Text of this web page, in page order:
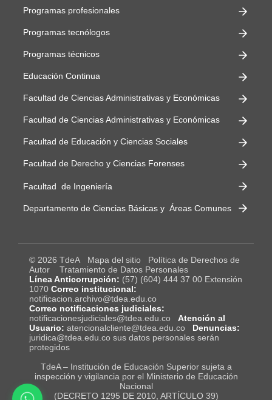
Programas profesionales
Programas tecnólogos
Programas técnicos
Educación Continua
Facultad de Ciencias Administrativas y Económicas
Facultad de Ciencias Administrativas y Económicas
Facultad de Educación y Ciencias Sociales
Facultad de Derecho y Ciencias Forenses
Facultad de Ingeniería
Departamento de Ciencias Básicas y Áreas Comunes
© 2026 TdeA Mapa del sitio
Política de Derechos de
Autor
Tratamiento de Datos Personales
Línea Anticorrupción: (57) (604) 444 37 00 Extensión
1070 Correo institucional:
notificacion.archivo@tdea.edu.co
Correo notificaciones judiciales:
notificacionesjudiciales@tdea.edu.co
Atención al
Usuario: atencionalcliente@tdea.edu.co
Denuncias:
juridica@tdea.edu.co sus datos personales serán
protegidos
TdeA – Institución de Educación Superior sujeta a
inspección y vigilancia por el Ministerio de Educación
Nacional
(DECRETO 1295 DE 2010, ARTÍCULO 39)